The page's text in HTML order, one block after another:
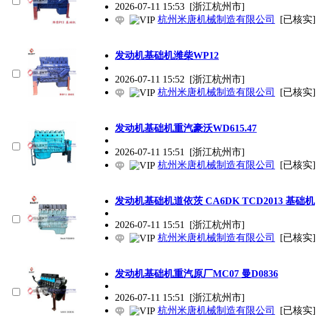
2026-07-11 15:53 [浙江杭州市]
杭州米唐机械制造有限公司
[已核实]
发动机基础机潍柴WP12
2026-07-11 15:52 [浙江杭州市]
杭州米唐机械制造有限公司
[已核实]
发动机基础机重汽豪沃WD615.47
2026-07-11 15:51 [浙江杭州市]
杭州米唐机械制造有限公司
[已核实]
发动机基础机道依茨 CA6DK TCD2013 基础机
2026-07-11 15:51 [浙江杭州市]
杭州米唐机械制造有限公司
[已核实]
发动机基础机重汽原厂MC07 曼D0836
2026-07-11 15:51 [浙江杭州市]
杭州米唐机械制造有限公司
[已核实]